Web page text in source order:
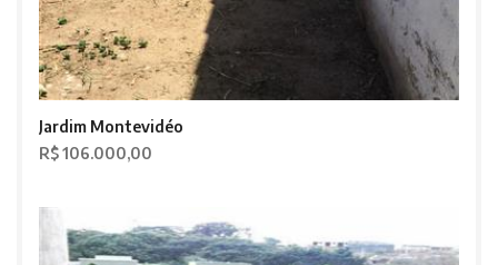
Jardim Montevidéo
R$ 106.000,00